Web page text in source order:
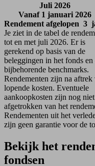
Juli 2026
Vanaf 1 januari 2026
Rendement afgelopen 3
Je ziet in de tabel de
tot en met juli 2026. Er is
gerekend op basis van de
beleggingen in het fonds en
bijbehorende benchmarks.
Rendementen zijn na aftrek
lopende kosten. Eventuele
aankoopkosten zijn nog niet
afgetrokken van het
Rendementen uit het
zijn geen garantie voor de
Bekijk het
fondsen